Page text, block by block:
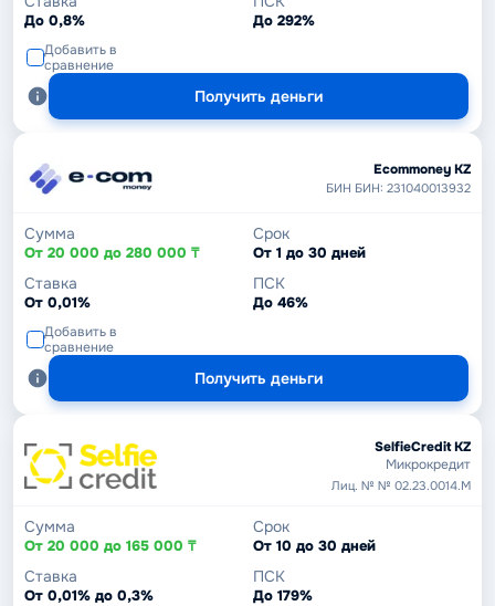
До 0,8% До 292%
Добавить в
сравнение
Получить деньги
Ecommoney KZ
БИН БИН: 231040013932
Сумма
От 20 000 до 280 000 ₸
Срок
От 1 до 30 дней
Ставка
От 0,01%
ПСК
До 46%
Добавить в
сравнение
Получить деньги
SelfieCredit KZ
Микрокредит
Лиц. № № 02.23.0014.М
Сумма
От 20 000 до 165 000 ₸
Срок
От 10 до 30 дней
Ставка
От 0,01% до 0,3%
ПСК
До 179%